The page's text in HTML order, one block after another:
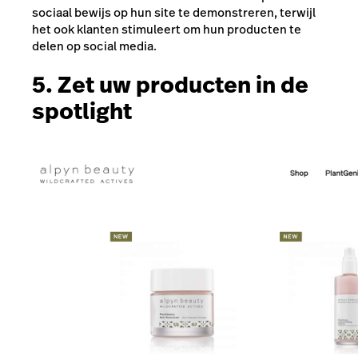
sociaal bewijs op hun site te demonstreren, terwijl
het ook klanten stimuleert om hun producten te
delen op social media.
5. Zet uw producten in de
spotlight